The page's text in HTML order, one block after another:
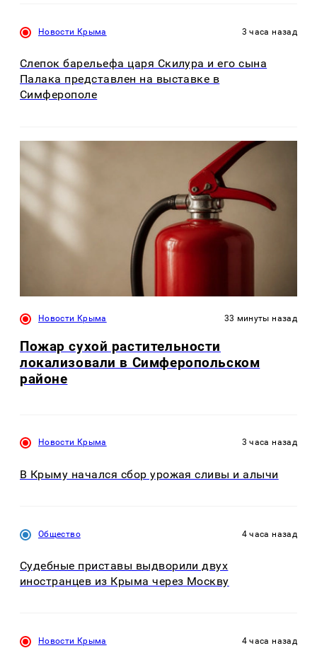
Новости Крыма 3 часа назад
Слепок барельефа царя Скилура и его сына
Палака представлен на выставке в
Симферополе
Новости Крыма 33 минуты назад
Пожар сухой растительности
локализовали в Симферопольском
районе
Новости Крыма 3 часа назад
В Крыму начался сбор урожая сливы и алычи
Общество 4 часа назад
Судебные приставы выдворили двух
иностранцев из Крыма через Москву
Новости Крыма 4 часа назад